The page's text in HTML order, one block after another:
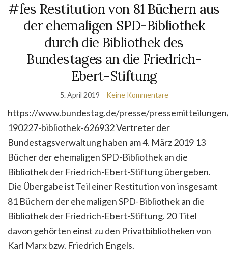
#fes Restitution von 81 Büchern aus
der ehemaligen SPD-Bibliothek
durch die Bibliothek des
Bundestages an die Friedrich-
Ebert-Stiftung
5. April 2019 Keine Kommentare
https://www.bundestag.de/presse/
190227-bibliothek-626932 Vertreter der
Bundestagsverwaltung haben am 4. März 2019 13
Bücher der ehemaligen SPD-Bibliothek an die
Bibliothek der Friedrich-Ebert-Stiftung übergeben.
Die Übergabe ist Teil einer Restitution von insgesamt
81 Büchern der ehemaligen SPD-Bibliothek an die
Bibliothek der Friedrich-Ebert-Stiftung. 20 Titel
davon gehörten einst zu den Privatbibliotheken von
Karl Marx bzw. Friedrich Engels.